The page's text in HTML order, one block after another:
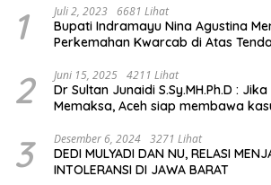
1 Juli 2, 2023 6681 Lihat
Bupati Indramayu Nina Agustina
Perkemahan Kwarcab di Atas
2 Juni 15, 2025 4211 Lihat
Dr Sultan Junaidi S.Sy.MH.Ph.D :
Memaksa, Aceh siap membawa
3 Desember 6, 2024 3271 Lihat
DEDI MULYADI DAN NU, RELASI
INTOLERANSI DI JAWA BARAT